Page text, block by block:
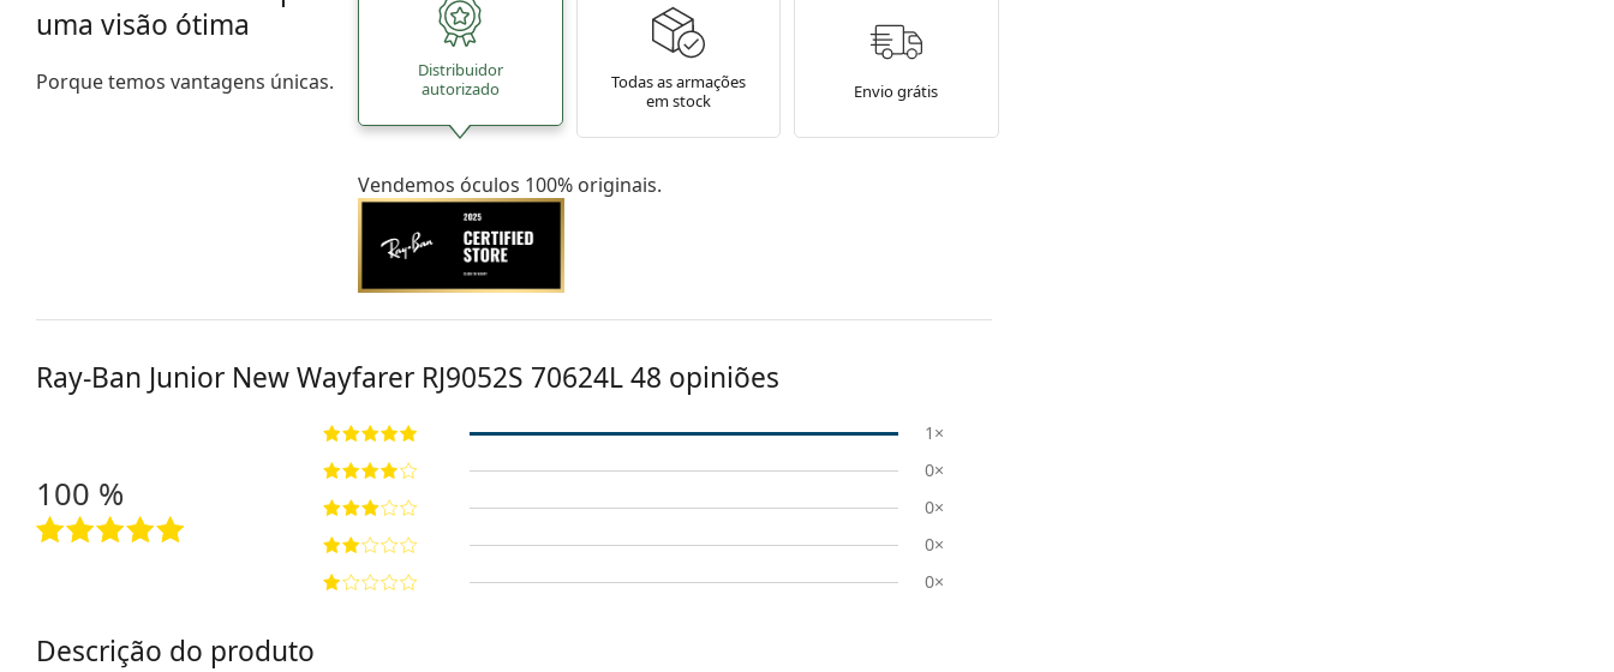
uma visão ótima
Porque temos vantagens únicas.
Distribuidor
autorizado
Todas as armações
em stock
Envio grátis
Vendemos óculos 100% originais.
Ray-Ban Junior New Wayfarer RJ9052S 70624L 48 opiniões
100 %
1×
0×
0×
0×
0×
Descrição do produto